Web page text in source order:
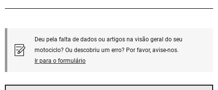
Deu pela falta de dados ou artigos na visão geral do seu
motociclo? Ou descobriu um erro? Por favor, avise-nos.
Ir para o formulário